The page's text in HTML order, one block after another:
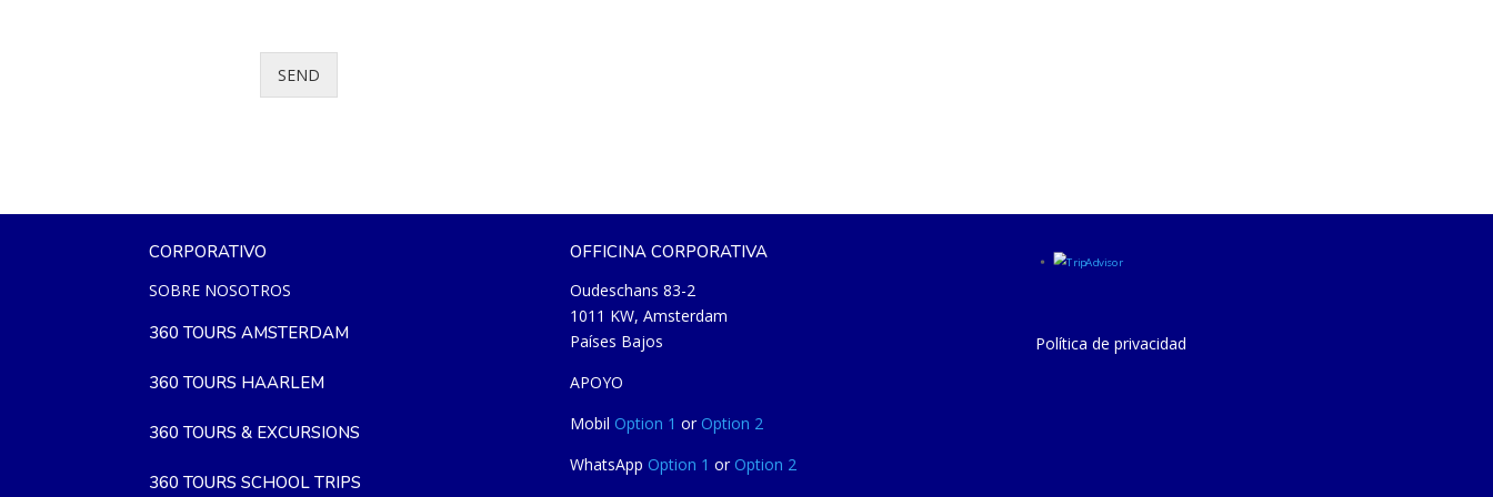
SEND
CORPORATIVO
SOBRE NOSOTROS
360 TOURS AMSTERDAM
360 TOURS HAARLEM
360 TOURS & EXCURSIONS
360 TOURS SCHOOL TRIPS
OFFICINA CORPORATIVA
Oudeschans 83-2
1011 KW, Amsterdam
Países Bajos
APOYO
Mobil Option 1 or Option 2
WhatsApp Option 1 or Option 2
Política de privacidad